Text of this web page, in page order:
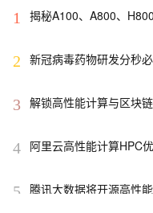
1
揭秘A100、A800、
2 新冠病毒药物研发分秒
3 解锁高性能计算与区块
4 阿里云高性能计算HPC
5 腾讯大数据将开源高性